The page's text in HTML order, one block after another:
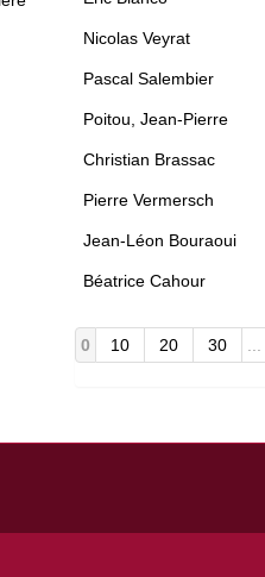
Nicolas Veyrat
Pascal Salembier
Poitou, Jean-Pierre
Christian Brassac
Pierre Vermersch
Jean-Léon Bouraoui
Béatrice Cahour
0 10 20 30 ...